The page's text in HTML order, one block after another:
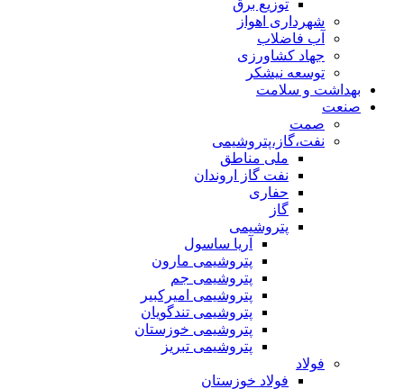
توزیع برق
شهرداری اهواز
آب فاضلاب
جهاد کشاورزی
توسعه نیشکر
بهداشت و سلامت
صنعت
صمت
نفت،گاز،پتروشیمی
ملی مناطق
نفت گاز اروندان
حفاری
گاز
پتروشیمی
آریا ساسول
پتروشیمی مارون
پتروشیمی جم
پتروشیمی امیرکبیر
پتروشیمی تندگویان
پتروشیمی خوزستان
پتروشیمی تبریز
فولاد
فولاد خوزستان